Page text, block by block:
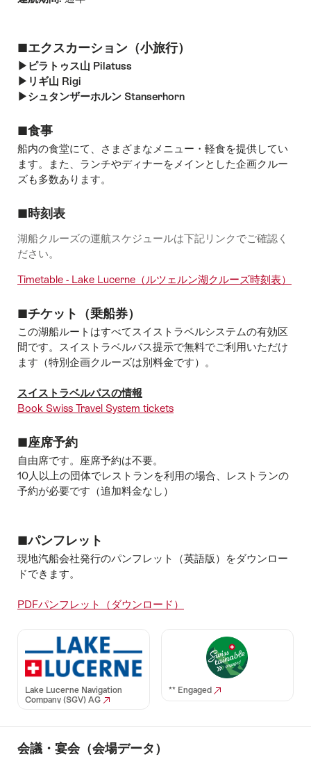
■エクスカーション（小旅行）
▶︎ピラトゥス山 Pilatuss
▶︎リギ山 Rigi
▶︎シュタンザーホルン Stanserhorn
■食事
船内の食堂にて、さまざまなメニュー・軽食を提供してい
ます。また、ランチやディナーをメインとした企画クルー
ズも多数あります。
■時刻表
湖船クルーズの運航スケジュールは下記リンクでご確認く
ださい。
Timetable - Lake Lucerne（ルツェルン湖クルーズ時刻表）
■チケット（乗船券）
この湖船ルートはすべてスイストラベルシステムの有効区
間です。スイストラベルパス提示で無料でご利用いただけ
ます（特別企画クルーズは別料金です）。
スイストラベルパスの情報
Book Swiss Travel System tickets
■座席予約
自由席です。座席予約は不要。
10人以上の団体でレストランを利用の場合、レストランの
予約が必要です（追加料金なし）
■パンフレット
現地汽船会社発行のパンフレット（英語版）をダウンロー
ドできます。
PDFパンフレット（ダウンロード）
Lake Lucerne Navigation
Company (SGV) AG
** Engaged
会議・宴会（会場データ）